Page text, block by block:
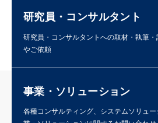
研究員・コンサルタント
研究員・コンサルタントへの取材・執筆・
やご依頼
事業・ソリューション
各種コンサルティング、システムソリュ